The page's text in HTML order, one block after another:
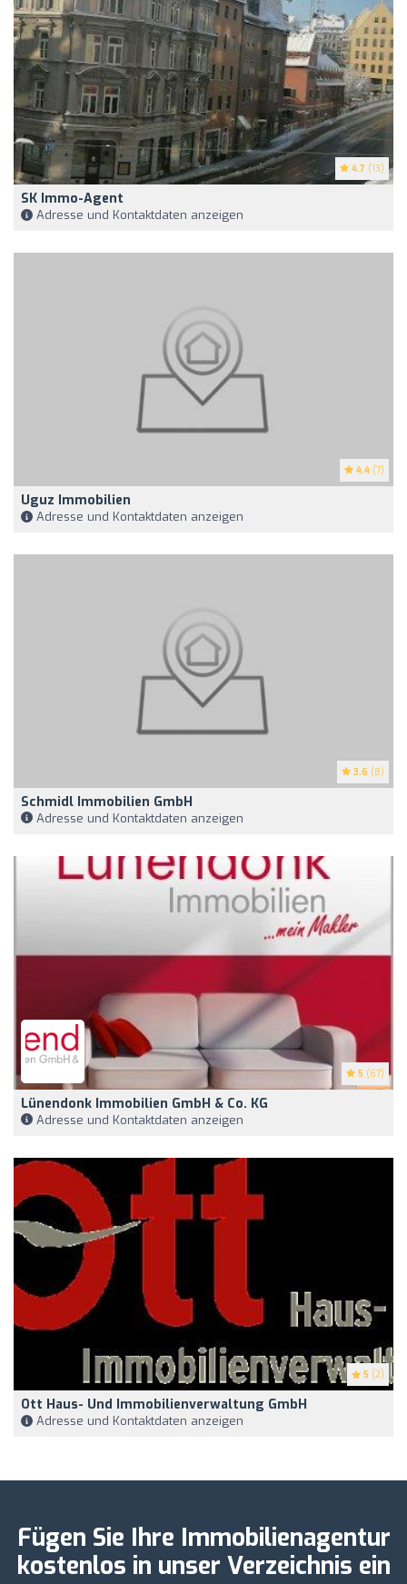
4.7 (13)
SK Immo-Agent
Adresse und Kontaktdaten anzeigen
4.4 (7)
Uguz Immobilien
Adresse und Kontaktdaten anzeigen
3.6 (8)
Schmidl Immobilien GmbH
Adresse und Kontaktdaten anzeigen
5 (67)
Lünendonk Immobilien GmbH & Co. KG
Adresse und Kontaktdaten anzeigen
5 (2)
Ott Haus- Und Immobilienverwaltung GmbH
Adresse und Kontaktdaten anzeigen
Fügen Sie Ihre Immobilienagentur
kostenlos in unser Verzeichnis ein